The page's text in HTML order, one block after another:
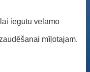
iegūtu vēlamo
mīļotajam.